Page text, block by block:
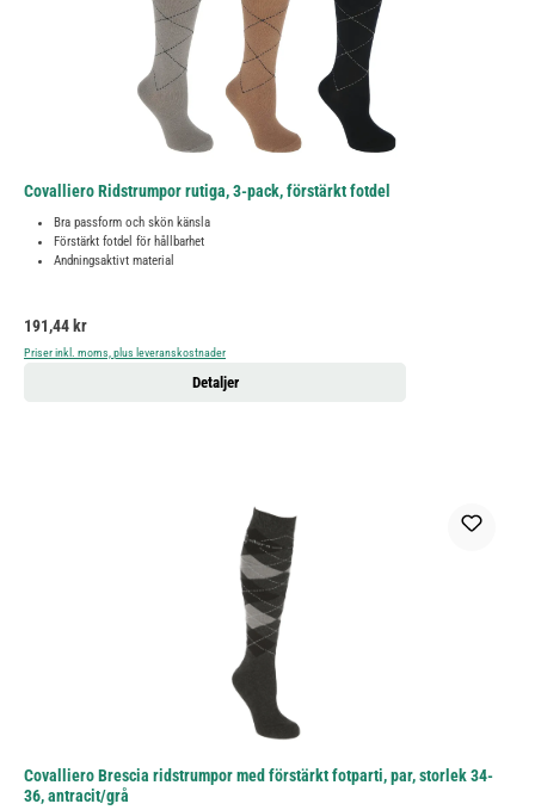
Covalliero Ridstrumpor rutiga, 3-pack, förstärkt fotdel
Bra passform och skön känsla
Förstärkt fotdel för hållbarhet
Andningsaktivt material
Ordinarie pris:
191,44 kr
Priser inkl. moms, plus leveranskostnader
Detaljer
Covalliero Brescia ridstrumpor med förstärkt fotparti, par, storlek 34-
36, antracit/grå